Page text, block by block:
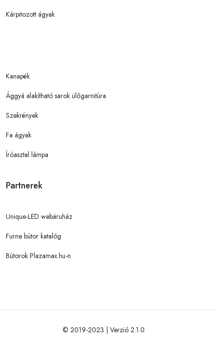
Kárpitozott ágyak
Kanapék
Ággyá alakítható sarok ülőgarnitúra
Szekrények
Fa ágyak
Íróasztal lámpa
Partnerek
Unique-LED webáruház
Furne bútor katalóg
Bútorok Plazamax.hu-n
© 2019-2023 | Verzió 2.1.0